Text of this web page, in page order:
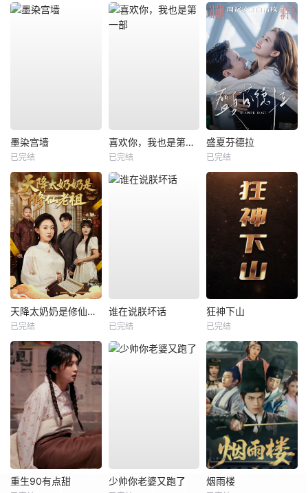
墨染宫墙
已完结
喜欢你，我也是第一部
已完结
盛夏芬德拉
已完结
天降太奶奶是修仙老祖
已完结
谁在说朕坏话
已完结
狂神下山
已完结
重生90有点甜 少帅你老婆又跑了 烟雨楼